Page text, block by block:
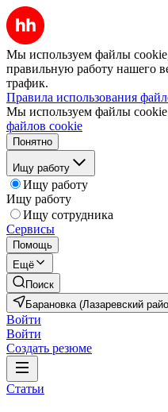
Мы используем файлы
правильную работу нашего
трафик.
Правила использования
Мы используем файлы
файлов cookie
Понятно
Ищу работу
Ищу работу
Ищу работу
Ищу сотрудника
Сервисы
Помощь
Ещё
Поиск
Барановка (Лазаревский
Войти
Войти
Создать резюме
Статьи